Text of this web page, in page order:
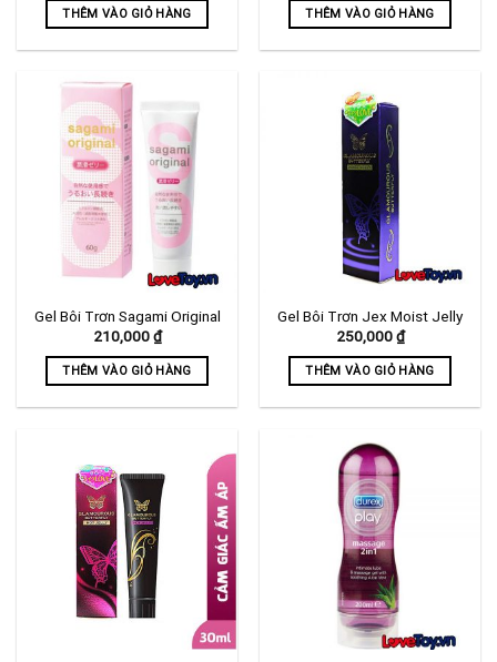
trang
THÊM VÀO GIỎ HÀNG THÊM VÀO GIỎ HÀNG
Gel Bôi Trơn Sagami Original
210,000₫
THÊM VÀO GIỎ HÀNG
Gel Bôi Trơn Jex Moist Jelly
250,000₫
THÊM VÀO GIỎ HÀNG